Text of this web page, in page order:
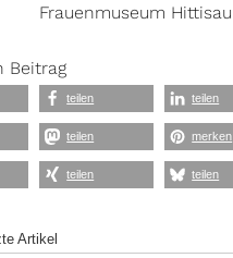
Frauenmuseum Hittisau
Beitrag
teilen teilen
teilen merken
teilen teilen
Artikel